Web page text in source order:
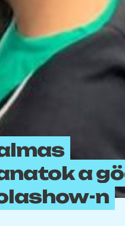
a
n